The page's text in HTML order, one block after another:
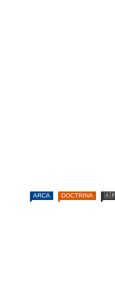
ARCA DOCTRINA 🇦🇷